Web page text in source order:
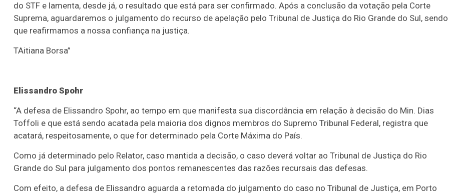
do STF e lamenta, desde já, o resultado que está para ser confirmado. Após a conclusão da votação pela Corte
Suprema, aguardaremos o julgamento do recurso de apelação pelo Tribunal de Justiça do Rio Grande do Sul, sendo
que reafirmamos a nossa confiança na justiça.
TAitiana Borsa”
Elissandro Spohr
“A defesa de Elissandro Spohr, ao tempo em que manifesta sua discordância em relação à decisão do Min. Dias
Toffoli e que está sendo acatada pela maioria dos dignos membros do Supremo Tribunal Federal, registra que
acatará, respeitosamente, o que for determinado pela Corte Máxima do País.
Como já determinado pelo Relator, caso mantida a decisão, o caso deverá voltar ao Tribunal de Justiça do Rio
Grande do Sul para julgamento dos pontos remanescentes das razões recursais das defesas.
Com efeito, a defesa de Elissandro aguarda a retomada do julgamento do caso no Tribunal de Justiça, em Porto
3755 (06/08/26)
20 22 23 24
25
detalhes
Lotomania
63 64 65 70 74 93
Ver detalhes